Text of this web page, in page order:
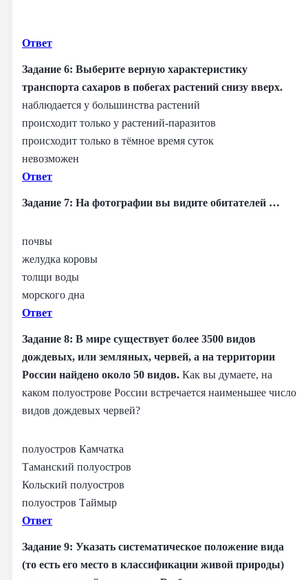
Ответ
Задание 6: Выберите верную характеристику
транспорта сахаров в побегах растений снизу вверх.
наблюдается у большинства растений
происходит только у растений‑паразитов
происходит только в тёмное время суток
невозможен
Ответ
Задание 7: На фотографии вы видите обитателей …
почвы
желудка коровы
толщи воды
морского дна
Ответ
Задание 8: В мире существует более 3500 видов
дождевых, или земляных, червей, а на территории
России найдено около 50 видов. Как вы думаете, на
каком полуострове России встречается наименьшее число
видов дождевых червей?
полуостров Камчатка
Таманский полуостров
Кольский полуостров
полуостров Таймыр
Ответ
Задание 9: Указать систематическое положение вида
(то есть его место в классификации живой природы)